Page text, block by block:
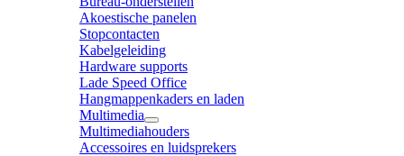
Akoestische panelen
Stopcontacten
Kabelgeleiding
Hardware supports
Lade Speed Office
Hangmappenkaders en laden
Multimedia
Multimediahouders
Accessoires en luidsprekers